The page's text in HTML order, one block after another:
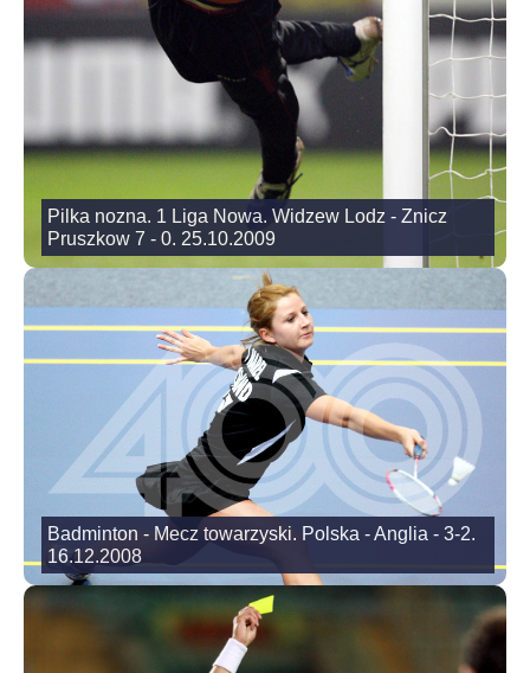
Pilka nozna. 1 Liga Nowa. Widzew Lodz - Znicz
Pruszkow 7 - 0. 25.10.2009
Badminton - Mecz towarzyski. Polska - Anglia - 3-2.
16.12.2008